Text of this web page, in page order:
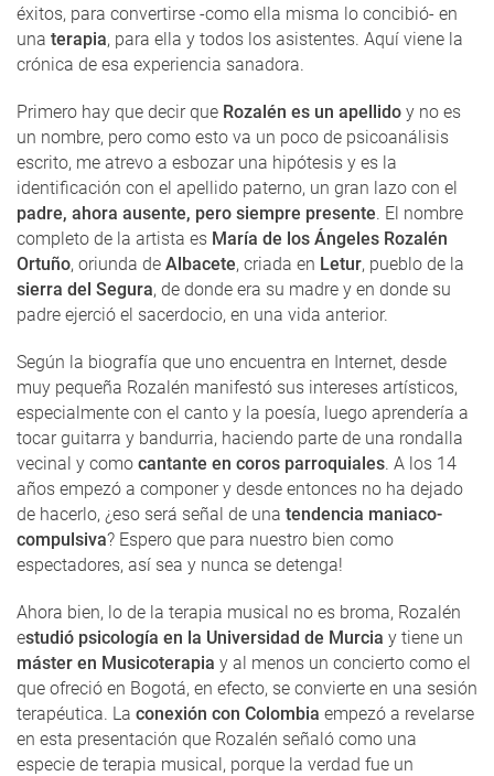
éxitos, para convertirse -como ella misma lo concibió- en
una terapia, para ella y todos los asistentes. Aquí viene la
crónica de esa experiencia sanadora.
Primero hay que decir que Rozalén es un apellido y no es
un nombre, pero como esto va un poco de psicoanálisis
escrito, me atrevo a esbozar una hipótesis y es la
identificación con el apellido paterno, un gran lazo con el
padre, ahora ausente, pero siempre presente. El nombre
completo de la artista es María de los Ángeles Rozalén
Ortuño, oriunda de Albacete, criada en Letur, pueblo de la
sierra del Segura, de donde era su madre y en donde su
padre ejerció el sacerdocio, en una vida anterior.
Según la biografía que uno encuentra en Internet, desde
muy pequeña Rozalén manifestó sus intereses artísticos,
especialmente con el canto y la poesía, luego aprendería a
tocar guitarra y bandurria, haciendo parte de una rondalla
vecinal y como cantante en coros parroquiales. A los 14
años empezó a componer y desde entonces no ha dejado
de hacerlo, ¿eso será señal de una tendencia maniaco-
compulsiva? Espero que para nuestro bien como
espectadores, así sea y nunca se detenga!
Ahora bien, lo de la terapia musical no es broma, Rozalén
estudió psicología en la Universidad de Murcia y tiene un
máster en Musicoterapia y al menos un concierto como el
que ofreció en Bogotá, en efecto, se convierte en una sesión
terapéutica. La conexión con Colombia empezó a revelarse
en esta presentación que Rozalén señaló como una
especie de terapia musical, porque la verdad fue un